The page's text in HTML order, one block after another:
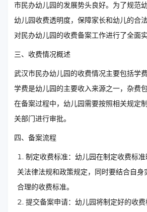
市民办幼儿园的发展势头良好。为了规范
幼儿园收费透明度，保障家长和幼儿的合
对民办幼儿园的收费备案工作进行了全面实
三、收费情况概述
武汉市民办幼儿园的收费情况主要包括学
学费是幼儿园的主要收入来源之一，杂费
在备案过程中，幼儿园需要按照相关规定
关部门进行审批。
四、备案流程
制定收费标准：幼儿园在制定收费标
关法律法规和政策规定，同时要结合自
合理的收费标准。
提交备案申请：幼儿园将制定好的收